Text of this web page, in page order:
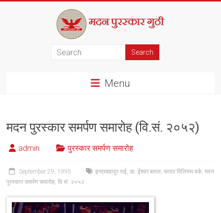
Menu
मदन पुरस्कार समर्पण समारोह (वि.सं. २०५२)
admin पुरस्कार समर्पण समारोह
September 29, 1995 इन्द्रबहादुर राई,डा. ईश्वर बराल,फादर विलियम बर्क,मदन
पुरस्कार समर्पण समारोह,वि.सं. २०५२